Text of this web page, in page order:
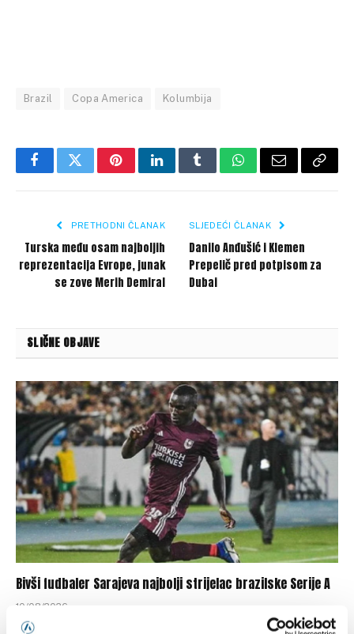
Brazil Copa America Kolumbija
FacebookTwitterPinterestLinkedInTumblrWhatsApp
Email Copy
PRETHODNI ČLANAK
Turska među osam najboljih
reprezentacija Evrope, junak
se zove Merih Demiral
SLJEDEĆI ČLANAK
Danilo Anđušić i Klemen
Prepelič pred potpisom za
Dubai
SLIČNE OBJAVE
Bivši fudbaler Sarajeva najbolji strijelac brazilske Serije A
10/08/2026